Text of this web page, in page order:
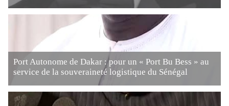
Port Autonome de Dakar : pour un « Port Bu Bess » au
service de la souveraineté logistique du Sénégal